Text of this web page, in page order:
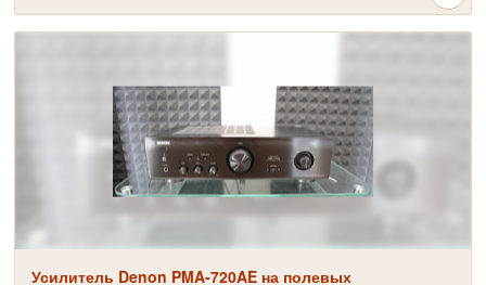
Усилитель Denon PMA-720AE на полевых